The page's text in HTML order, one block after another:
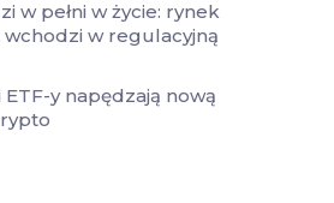
w pełni w życie: rynek
w regulacyjną
y napędzają nową